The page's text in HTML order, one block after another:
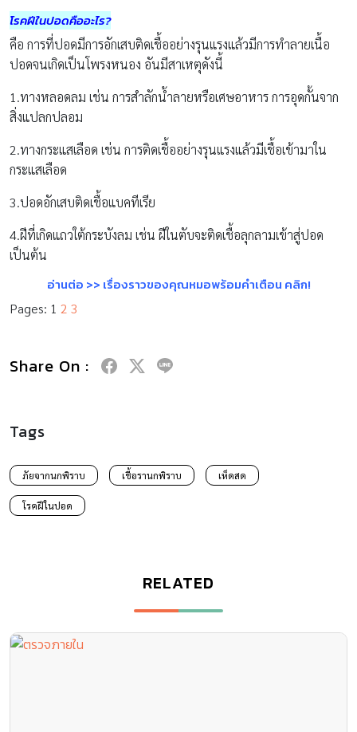
โรคฝีในปอดคืออะไร?
คือ การที่ปอดมีการอักเสบติดเชื้ออย่างรุนแรงแล้วมีการทำลายเนื้อ
ปอดจนเกิดเป็นโพรงหนอง อันมีสาเหตุดังนี้
1.ทางหลอดลม เช่น การสำลักน้ำลายหรือเศษอาหาร การอุดกั้นจาก
สิ่งแปลกปลอม
2.ทางกระแสเลือด เช่น การติดเชื้ออย่างรุนแรงแล้วมีเชื้อเข้ามาใน
กระแสเลือด
3.ปอดอักเสบติดเชื้อแบคทีเรีย
4.ฝีที่เกิดแถวใต้กระบังลม เช่น ฝีในตับจะติดเชื้อลุกลามเข้าสู่ปอด
เป็นต้น
อ่านต่อ >> เรื่องราวของคุณหมอพร้อมคำเตือน คลิก!
Pages: 1 2 3
Share On :
Tags
ภัยจากนกพิราบ เชื้อรานกพิราบ เห็ดสด
โรคฝีในปอด
RELATED